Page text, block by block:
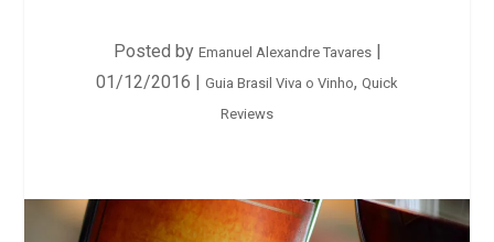
Posted by Emanuel Alexandre Tavares|
01/12/2016 | Guia Brasil Viva o Vinho, Quick
Reviews